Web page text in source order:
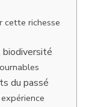
cette richesse
biodiversité
du passé